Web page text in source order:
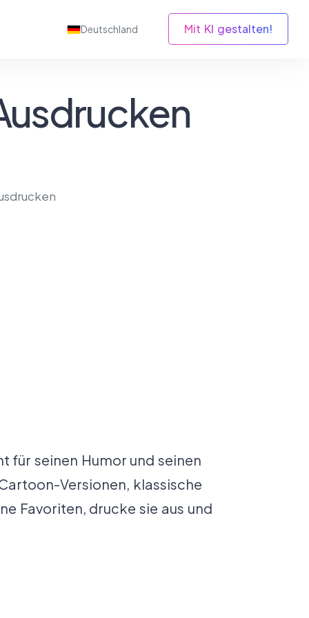
Deutschland Mit KI gestalten!
für seinen Humor und seinen
Versionen, klassische
Favoriten, drucke sie aus und